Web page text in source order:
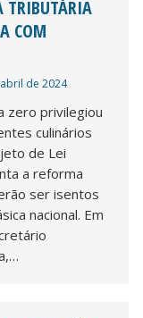
TRIBUTÁRIA
COM
de 2024
zero privilegiou
culinários
de Lei
a reforma
ser isentos
nacional. Em